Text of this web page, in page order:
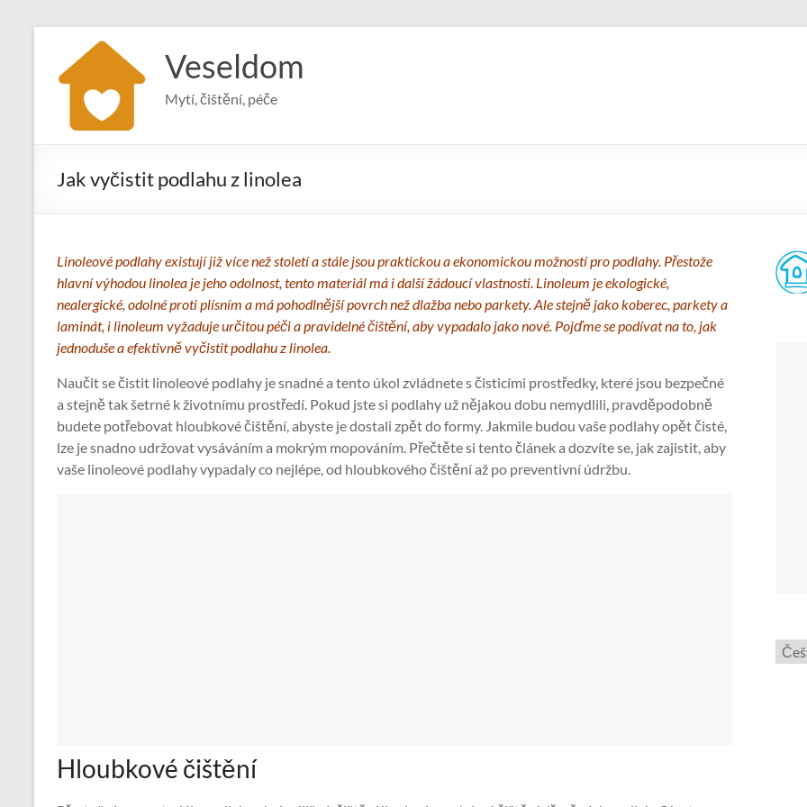
content
Veseldom
Mytí, čištění, péče
Jak vyčistit podlahu z linolea
Linoleové podlahy existují již více než století a stále jsou praktickou a ekonomickou možností pro podlahy. Přestože
hlavní výhodou linolea je jeho odolnost, tento materiál má i další žádoucí vlastnosti. Linoleum je ekologické,
nealergické, odolné proti plísním a má pohodlnější povrch než dlažba nebo parkety. Ale stejně jako koberec, parkety a
laminát, i linoleum vyžaduje určitou péči a pravidelné čištění, aby vypadalo jako nové. Pojďme se podívat na to, jak
jednoduše a efektivně vyčistit podlahu z linolea.
Naučit se čistit linoleové podlahy je snadné a tento úkol zvládnete s čisticími prostředky, které jsou bezpečné
a stejně tak šetrné k životnímu prostředí. Pokud jste si podlahy už nějakou dobu nemydlili, pravděpodobně
budete potřebovat hloubkové čištění, abyste je dostali zpět do formy. Jakmile budou vaše podlahy opět čisté,
lze je snadno udržovat vysáváním a mokrým mopováním. Přečtěte si tento článek a dozvíte se, jak zajistit, aby
vaše linoleové podlahy vypadaly co nejlépe, od hloubkového čištění až po preventivní údržbu.
Hloubkové čištění
jazyk